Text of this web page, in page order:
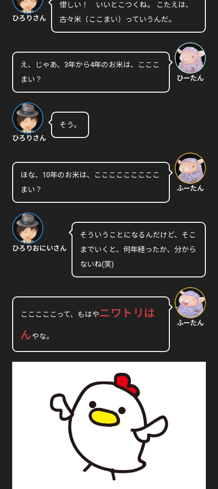
ひろりさん
惜しい！ いいとこつくね。 こたえは、
古々米（ここまい）っていうんだ。
え、じゃあ、3年から4年のお米は、こここ
まい？
ひーたん
ひろりさん
そう。
ほな、10年のお米は、こここここここここ
まい？
ふーたん
ひろりおにいさん
そういうことになるんだけど、そこ
までいくと、何年経ったか、分から
ないね(笑)
こここここって、もはやニワトリは
んやな。
ふーたん